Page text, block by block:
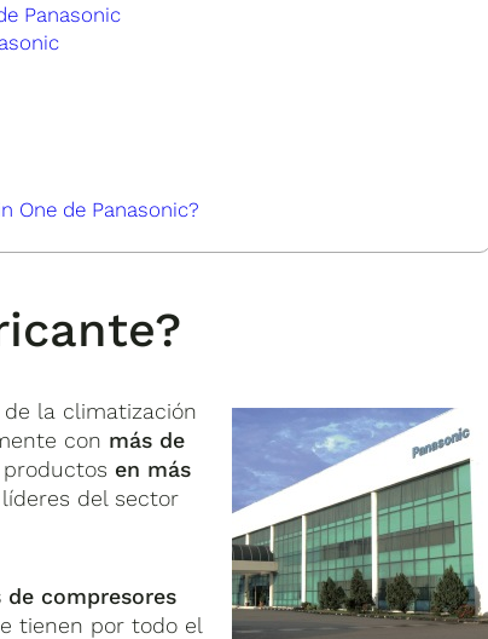
Panasonic
One de Panasonic?
la climatización
con más de
en más
del sector
compresores
tienen por todo el